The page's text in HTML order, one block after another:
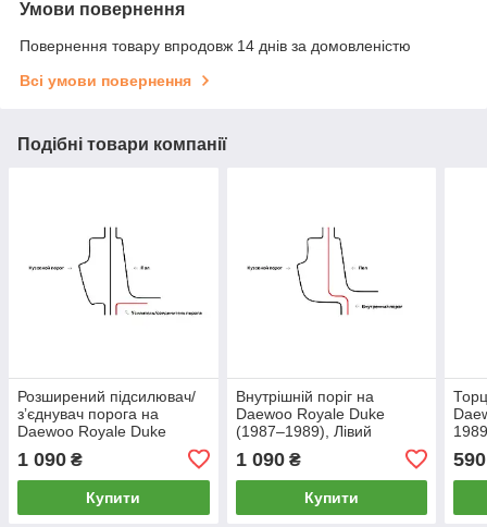
Умови повернення
Повернення товару впродовж 14 днів за домовленістю
Всі умови повернення
Подібні товари компанії
Розширений підсилювач/
зʼєднувач порога на
Daewoo Royale Duke
1 090 ₴
Купити
Внутрішній поріг на
Daewoo Royale Duke
(1987–1989), Лівий
1 090₴
Купити
590